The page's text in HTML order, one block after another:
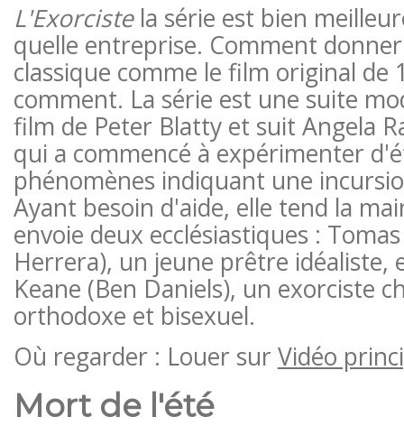
L'Exorcistela série est bien
quelle entreprise. Comment
classique comme le film original de
comment. La série est une suite
film de Peter Blatty et suit Angela
qui a commencé à expérimenter
phénomènes indiquant une
Ayant besoin d'aide, elle tend la
envoie deux ecclésiastiques :
Herrera), un jeune prêtre idéaliste,
Keane (Ben Daniels), un exorciste
orthodoxe et bisexuel.
Où regarder : Louer sur Vidéo
Mort de l'été